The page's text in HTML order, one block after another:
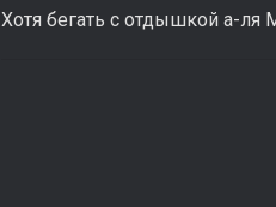
Хотя бегать с отдышкой а-ля